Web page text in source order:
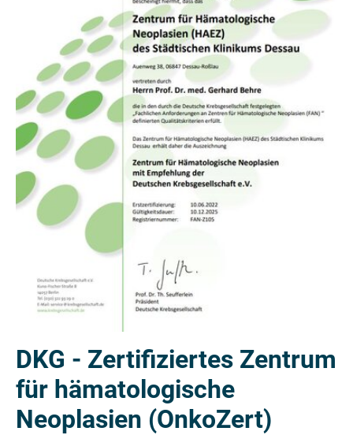
DKG - Zertifiziertes Zentrum
für hämatologische
Neoplasien (OnkoZert)